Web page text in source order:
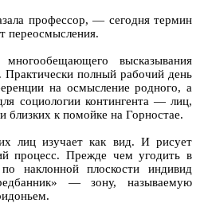
профессор, — сегодня термин
переосмысления.
высказывания
полный рабочий день
на осмысление родного, а
социологии контингента — лиц,
близких к помойке на Горностае.
лиц изучает как вид. И рисует
процесс. Прежде чем угодить в
наклонной плоскости индивид
— зону, называемую